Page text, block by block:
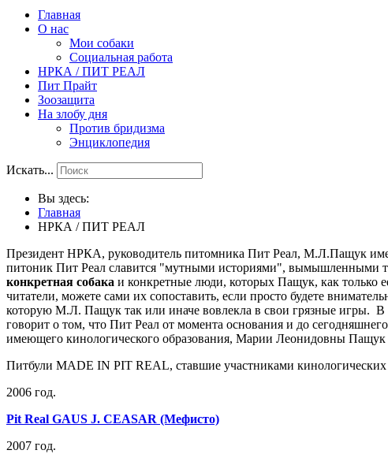
Главная
О нас
Мои собаки
Социальная работа
НРКА / ПИТ РЕАЛ
Пит Прайт
Зоозащита
На злобу дня
Против бридизма
Энциклопедия
Искать...
Вы здесь:
Главная
НРКА / ПИТ РЕАЛ
Президент НРКА, руководитель питомника Пит Реал, М.Л.Пащук
питоник Пит Реал славится "мутными историями", вымышленными
конкретная собака и конкретные люди, которых Пащук, как только
читатели, можете сами их сопоставить, если просто будете
которую М.Л. Пащук так или иначе вовлекла в свои грязные игры. В
говорит о том, что Пит Реал от момента основания и до
имеющего кинологического образования, Марии Леонидовны Пащук
Питбули MADE IN PIT REAL, ставшие участниками кинологических
2006 год.
Pit Real GAUS J. CEASAR (Мефисто)
2007 год.